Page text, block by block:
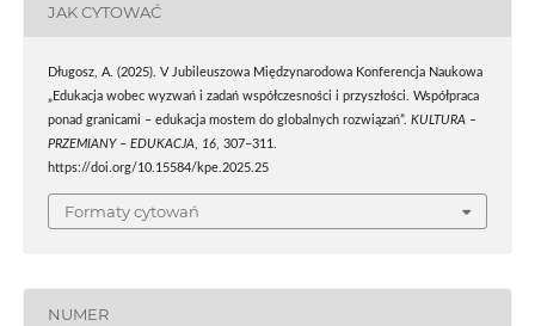
JAK CYTOWAĆ
Długosz, A. (2025). V Jubileuszowa Międzynarodowa Konferencja Naukowa
„Edukacja wobec wyzwań i zadań współczesności i przyszłości. Współpraca
ponad granicami – edukacja mostem do globalnych rozwiązań”. KULTURA –
PRZEMIANY – EDUKACJA, 16, 307–311.
https://doi.org/10.15584/kpe.2025.25
Formaty cytowań
NUMER